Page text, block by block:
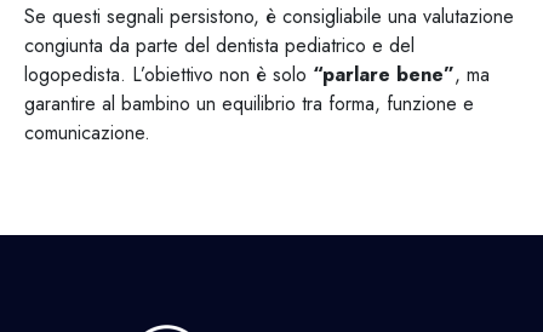
Se questi segnali persistono, è consigliabile una valutazione
congiunta da parte del dentista pediatrico e del
logopedista. L’obiettivo non è solo “parlare bene”, ma
garantire al bambino un equilibrio tra forma, funzione e
comunicazione.